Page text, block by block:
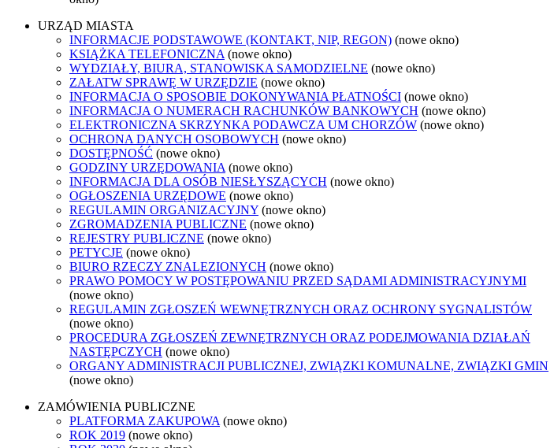
URZĄD MIASTA
INFORMACJE PODSTAWOWE (KONTAKT, NIP, REGON) (nowe okno)
KSIĄŻKA TELEFONICZNA (nowe okno)
WYDZIAŁY, BIURA, STANOWISKA SAMODZIELNE (nowe okno)
ZAŁATW SPRAWĘ W URZĘDZIE (nowe okno)
INFORMACJA O SPOSOBIE DOKONYWANIA PŁATNOŚCI (nowe okno)
INFORMACJA O NUMERACH RACHUNKÓW BANKOWYCH (nowe okno)
ELEKTRONICZNA SKRZYNKA PODAWCZA UM CHORZÓW (nowe okno)
OCHRONA DANYCH OSOBOWYCH (nowe okno)
DOSTĘPNOŚĆ (nowe okno)
GODZINY URZĘDOWANIA (nowe okno)
INFORMACJA DLA OSÓB NIESŁYSZĄCYCH (nowe okno)
OGŁOSZENIA URZĘDOWE (nowe okno)
REGULAMIN ORGANIZACYJNY (nowe okno)
ZGROMADZENIA PUBLICZNE (nowe okno)
REJESTRY PUBLICZNE (nowe okno)
PETYCJE (nowe okno)
BIURO RZECZY ZNALEZIONYCH (nowe okno)
PRAWO POMOCY W POSTĘPOWANIU PRZED SĄDAMI ADMINISTRACYJNYMI
(nowe okno)
REGULAMIN ZGŁOSZEŃ WEWNĘTRZNYCH ORAZ OCHRONY SYGNALISTÓW
(nowe okno)
PROCEDURA ZGŁOSZEŃ ZEWNĘTRZNYCH ORAZ PODEJMOWANIA DZIAŁAŃ
NASTĘPCZYCH (nowe okno)
ORGANY ADMINISTRACJI PUBLICZNEJ, ZWIĄZKI KOMUNALNE, ZWIĄZKI GMIN
(nowe okno)
ZAMÓWIENIA PUBLICZNE
PLATFORMA ZAKUPOWA (nowe okno)
ROK 2019 (nowe okno)